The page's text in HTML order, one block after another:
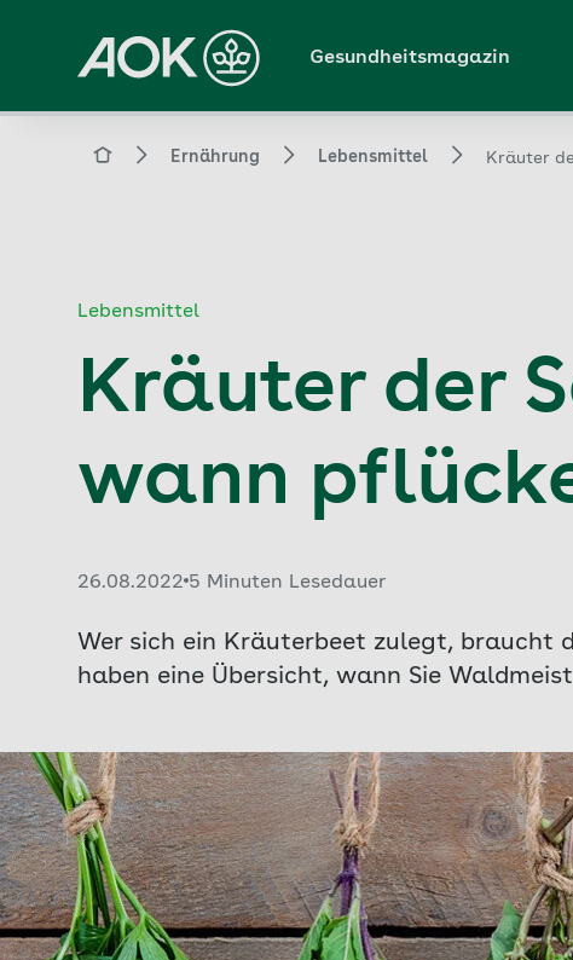
Hauptinhalt
springen
Gesundheitsmagazin
Magazin Ernährung Lebensmittel Kräuter
Lebensmittel
Kräuter der
wann
Veröffentlicht am:
26.08.2022 5 Minuten Lesedauer
Wer sich ein Kräuterbeet zulegt, braucht
haben eine Übersicht, wann Sie